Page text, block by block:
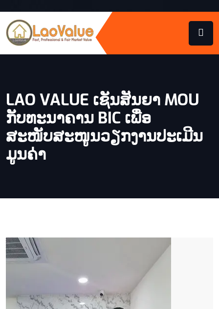
LAO VALUE ເຊັນສັນຍາ MOU
ກັບທະນາຄານ BIC ເພື່ອ
ສະໜັບສະໜູນວຽກງານປະເມີນ
ມູນຄ່າ